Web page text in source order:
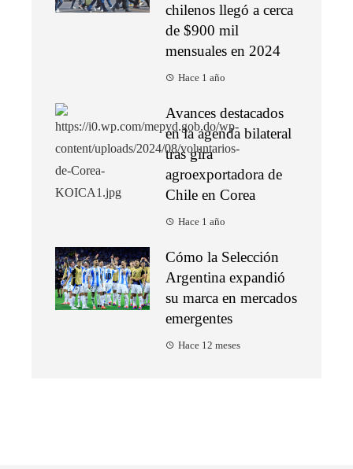
chilenos llegó a cerca
de $900 mil
mensuales en 2024
Hace 1 año
Avances destacados
en la agenda bilateral
tras gira
agroexportadora de
Chile en Corea
Hace 1 año
Cómo la Selección
Argentina expandió
su marca en mercados
emergentes
Hace 12 meses